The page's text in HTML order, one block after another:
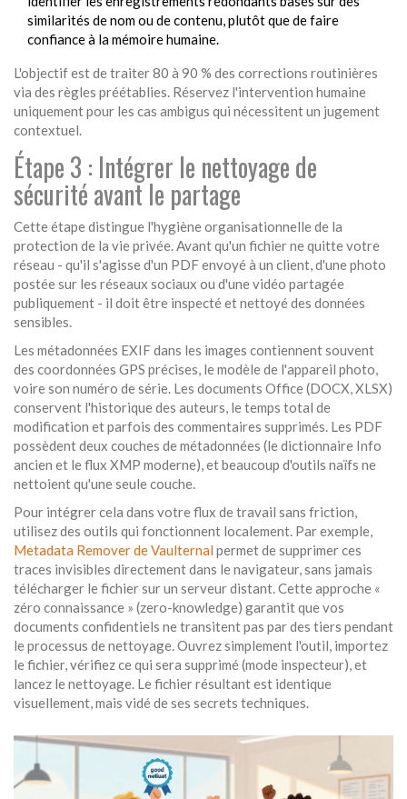
similarités de nom ou de contenu, plutôt que de faire
confiance à la mémoire humaine.
L'objectif est de traiter 80 à 90 % des corrections routinières
via des règles préétablies. Réservez l'intervention humaine
uniquement pour les cas ambigus qui nécessitent un jugement
contextuel.
Étape 3 : Intégrer le nettoyage de
sécurité avant le partage
Cette étape distingue l'hygiène organisationnelle de la
protection de la vie privée. Avant qu'un fichier ne quitte votre
réseau - qu'il s'agisse d'un PDF envoyé à un client, d'une photo
postée sur les réseaux sociaux ou d'une vidéo partagée
publiquement - il doit être inspecté et nettoyé des données
sensibles.
Les métadonnées EXIF dans les images contiennent souvent
des coordonnées GPS précises, le modèle de l'appareil photo,
voire son numéro de série. Les documents Office (DOCX, XLSX)
conservent l'historique des auteurs, le temps total de
modification et parfois des commentaires supprimés. Les PDF
possèdent deux couches de métadonnées (le dictionnaire Info
ancien et le flux XMP moderne), et beaucoup d'outils naïfs ne
nettoient qu'une seule couche.
Pour intégrer cela dans votre flux de travail sans friction,
utilisez des outils qui fonctionnent localement. Par exemple,
Metadata Remover de Vaulternal permet de supprimer ces
traces invisibles directement dans le navigateur, sans jamais
télécharger le fichier sur un serveur distant. Cette approche «
zéro connaissance » (zero-knowledge) garantit que vos
documents confidentiels ne transitent pas par des tiers pendant
le processus de nettoyage. Ouvrez simplement l'outil, importez
le fichier, vérifiez ce qui sera supprimé (mode inspecteur), et
lancez le nettoyage. Le fichier résultant est identique
visuellement, mais vidé de ses secrets techniques.